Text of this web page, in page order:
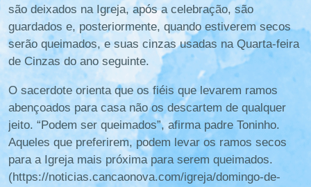
são deixados na Igreja, após a celebração, são
guardados e, posteriormente, quando estiverem secos
serão queimados, e suas cinzas usadas na Quarta-feira
de Cinzas do ano seguinte.
O sacerdote orienta que os fiéis que levarem ramos
abençoados para casa não os descartem de qualquer
jeito. “Podem ser queimados”, afirma padre Toninho.
Aqueles que preferirem, podem levar os ramos secos
para a Igreja mais próxima para serem queimados.
(https://noticias.cancaonova.com/igreja/domingo-de-